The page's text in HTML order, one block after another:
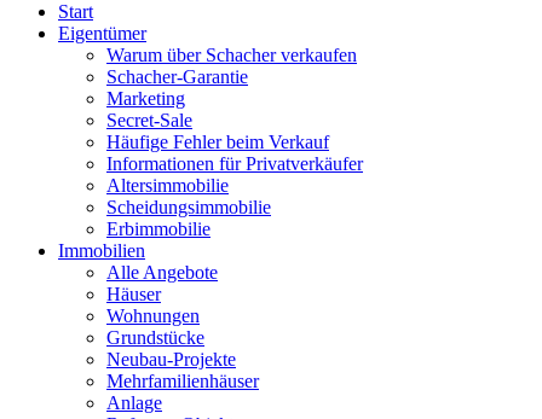
Start
Eigentümer
Warum über Schacher verkaufen
Schacher-Garantie
Marketing
Secret-Sale
Häufige Fehler beim Verkauf
Informationen für Privatverkäufer
Altersimmobilie
Scheidungsimmobilie
Erbimmobilie
Immobilien
Alle Angebote
Häuser
Wohnungen
Grundstücke
Neubau-Projekte
Mehrfamilienhäuser
Anlage